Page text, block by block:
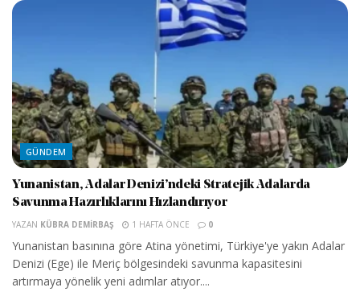
GÜNDEM
Yunanistan, Adalar Denizi’ndeki Stratejik Adalarda
Savunma Hazırlıklarını Hızlandırıyor
YAZAN KÜBRA DEMIRBAŞ 1 HAFTA ÖNCE 0
Yunanistan basınına göre Atina yönetimi, Türkiye'ye yakın Adalar
Denizi (Ege) ile Meriç bölgesindeki savunma kapasitesini
artırmaya yönelik yeni adımlar atıyor....